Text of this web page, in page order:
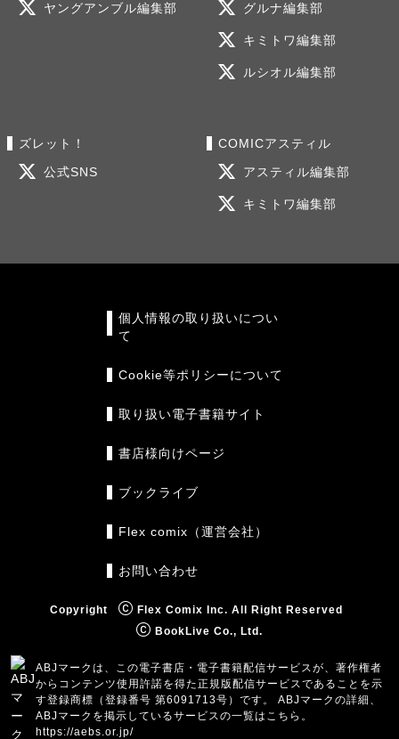
ヤングアンブル編集部 グルナ編集部
キミトワ編集部
ルシオル編集部
ズレット！
公式SNS
COMICアスティル
アスティル編集部
キミトワ編集部
個人情報の取り扱いについ
て
Cookie等ポリシーについて
取り扱い電子書籍サイト
書店様向けページ
ブックライブ
Flex comix（運営会社）
お問い合わせ
Copyright
Flex Comix Inc. All Right Reserved
BookLive Co., Ltd.
ABJマークは、この電子書店・電子書籍配信サービスが、著作権者
からコンテンツ使用許諾を得た正規版配信サービスであることを示
す登録商標（登録番号 第6091713号）です。 ABJマークの詳細、
ABJマークを掲示しているサービスの一覧はこちら。
https://aebs.or.jp/